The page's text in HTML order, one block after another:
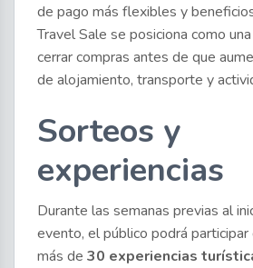
de pago más flexibles y
Travel Sale se posiciona como
cerrar compras antes de que
de alojamiento, transporte y
Sorteos y
experiencias
Durante las semanas previas al
evento, el público podrá participar
más de 30 experiencias